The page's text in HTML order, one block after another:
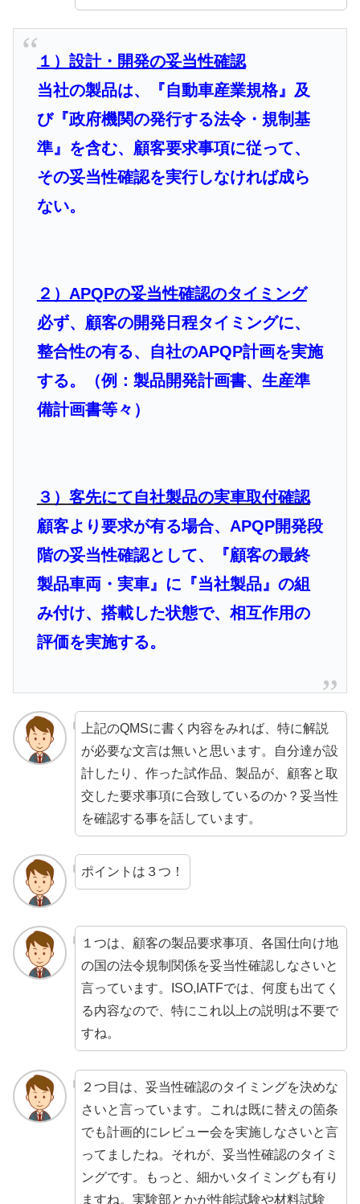
１）設計・開発の妥当性確認
当社の製品は、『自動車産業規格』及
び『政府機関の発行する法令・規制基
準』を含む、顧客要求事項に従って、
その妥当性確認を実行しなければ成ら
ない。
２）APQPの妥当性確認のタイミング
必ず、顧客の開発日程タイミングに、
整合性の有る、自社のAPQP計画を実施
する。（例：製品開発計画書、生産準
備計画書等々）
３）客先にて自社製品の実車取付確認
顧客より要求が有る場合、APQP開発段
階の妥当性確認として、『顧客の最終
製品車両・実車』に『当社製品』の組
み付け、搭載した状態で、相互作用の
評価を実施する。
上記のQMSに書く内容をみれば、特に解説
が必要な文言は無いと思います。自分達が設
計したり、作った試作品、製品が、顧客と取
交した要求事項に合致しているのか？妥当性
を確認する事を話しています。
ポイントは３つ！
１つは、顧客の製品要求事項、各国仕向け地
の国の法令規制関係を妥当性確認しなさいと
言っています。ISO,IATFでは、何度も出てく
る内容なので、特にこれ以上の説明は不要で
すね。
２つ目は、妥当性確認のタイミングを決めな
さいと言っています。これは既に替えの箇条
でも計画的にレビュー会を実施しなさいと言
ってましたね。それが、妥当性確認のタイミ
ングです。もっと、細かいタイミングも有り
ますね。実験部とかが性能試験や材料試験